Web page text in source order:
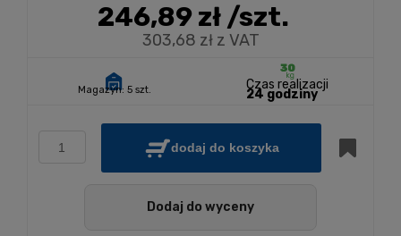
246,89 zł/szt.
303,68 zł z VAT
Magazyn: 5 szt. Czas realizacji
24 godziny
dodaj do koszyka
Dodaj do wyceny